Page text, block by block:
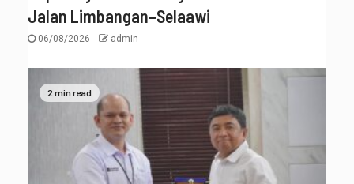
Jalan Limbangan–Selaawi
06/08/2026 admin
2 min read